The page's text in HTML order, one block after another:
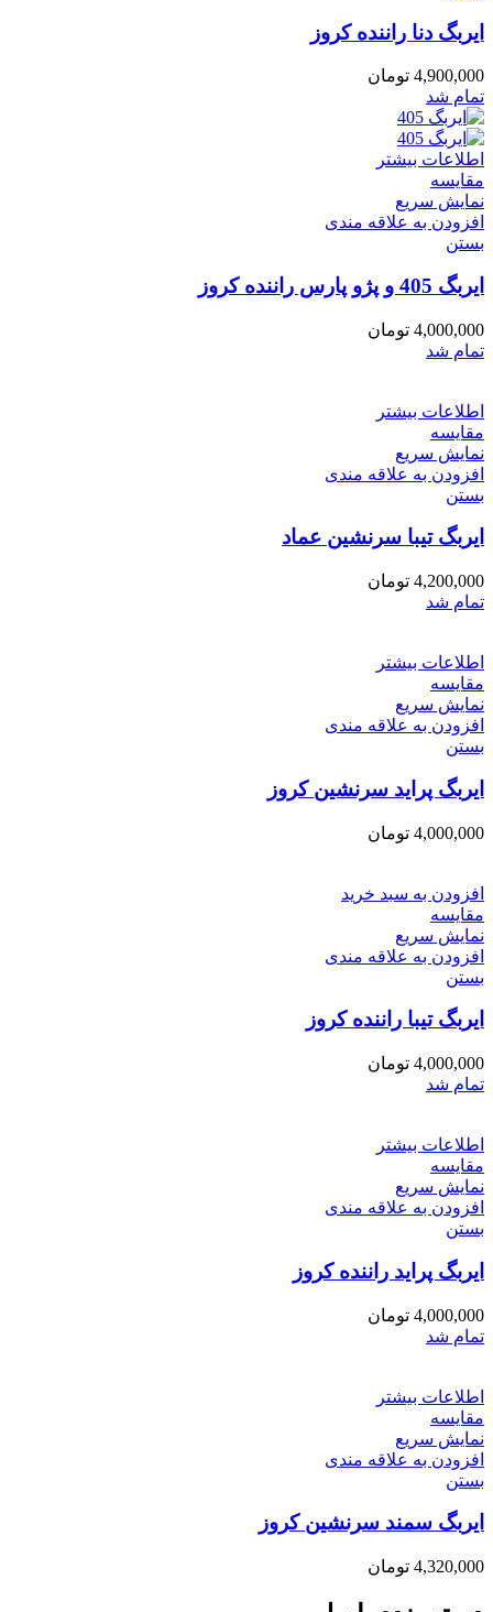
ایربگ دنا راننده کروز
4,900,000 تومان
تمام شد
اطلاعات بیشتر
مقایسه
نمایش سریع
افزودن به علاقه مندی
بستن
ایربگ 405 و پژو پارس راننده کروز
4,000,000 تومان
تمام شد
اطلاعات بیشتر
مقایسه
نمایش سریع
افزودن به علاقه مندی
بستن
ایربگ تیبا سرنشین عماد
4,200,000 تومان
تمام شد
اطلاعات بیشتر
مقایسه
نمایش سریع
افزودن به علاقه مندی
بستن
ایربگ پراید سرنشین کروز
4,000,000 تومان
افزودن به سبد خرید
مقایسه
نمایش سریع
افزودن به علاقه مندی
بستن
ایربگ تیبا راننده کروز
4,000,000 تومان
تمام شد
اطلاعات بیشتر
مقایسه
نمایش سریع
افزودن به علاقه مندی
بستن
ایربگ پراید راننده کروز
4,000,000 تومان
تمام شد
اطلاعات بیشتر
مقایسه
نمایش سریع
افزودن به علاقه مندی
بستن
ایربگ سمند سرنشین کروز
4,320,000 تومان